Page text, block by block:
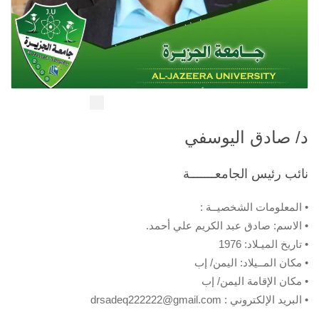
د/ صادق اليوسفي
نائب رئيس الجامعـــــــة
• المعلومات الشخصيــة :
• الاسم: صادق عبد الكريم علي أحمد.
• تاريخ الميـلاد: 1976
• مكان المــيلاد: اليمن/ إب
• مكان الإقامة اليمن/ إب
• البريد الإلكتروني : drsadeq222222@gmail.com